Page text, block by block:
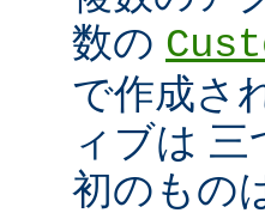
数の
で作成さ
ィブは
初のもの